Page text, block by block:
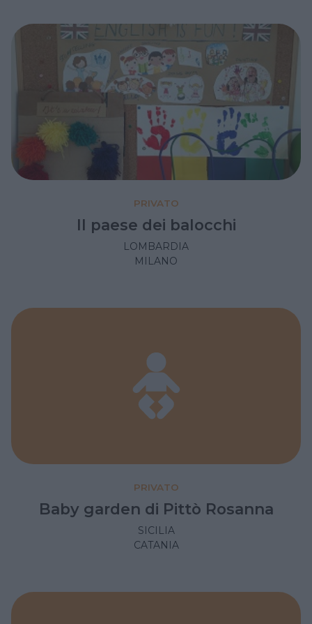
PRIVATO
Il paese dei balocchi
LOMBARDIA
MILANO
PRIVATO
Baby garden di Pittò Rosanna
SICILIA
CATANIA